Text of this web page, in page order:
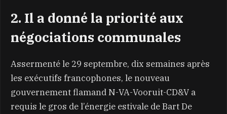
2. Il a donné la priorité aux
négociations communales
Assermenté le 29 septembre, dix semaines après
les exécutifs francophones, le nouveau
gouvernement flamand N-VA-Vooruit-CD&V a
requis le gros de l’énergie estivale de Bart De